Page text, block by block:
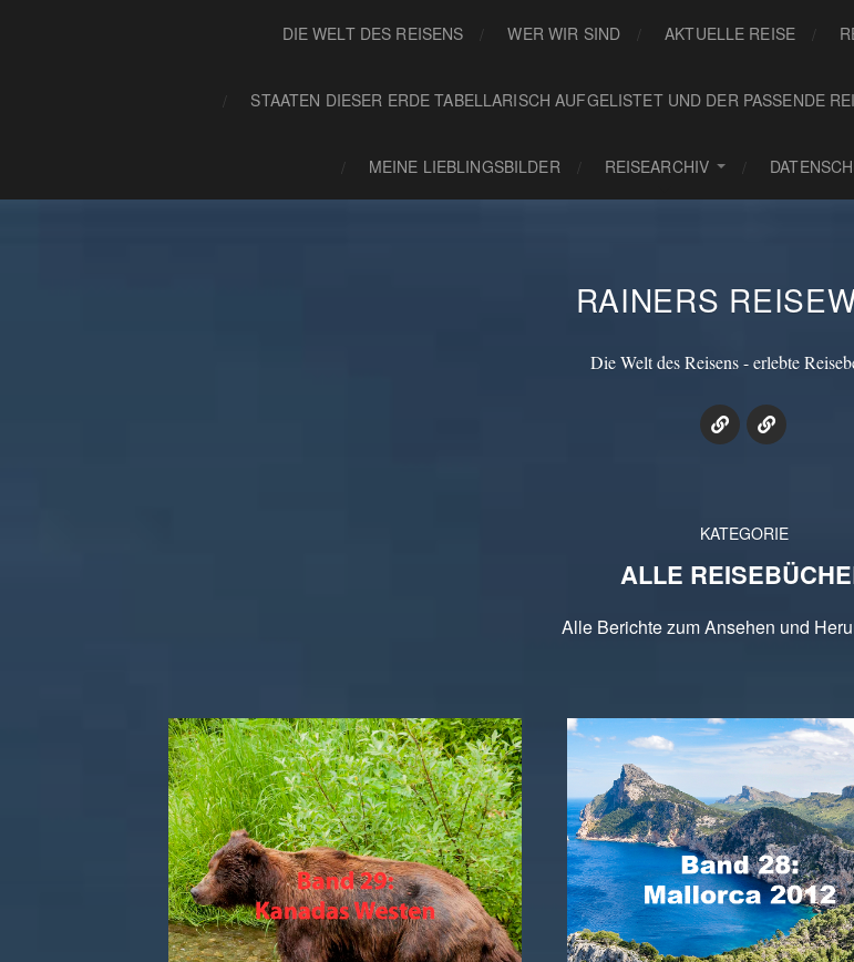
DIE WELT DES REISENS WER WIR SIND AKTUELLE REISE
STAATEN DIESER ERDE TABELLARISCH AUFGELISTET UND DER PASSENDE
MEINE LIEBLINGSBILDER REISEARCHIV
RAINERS
Die Welt des Reisens - erlebte
KATEGORIE
ALLE
Alle Berichte zum Ansehen und